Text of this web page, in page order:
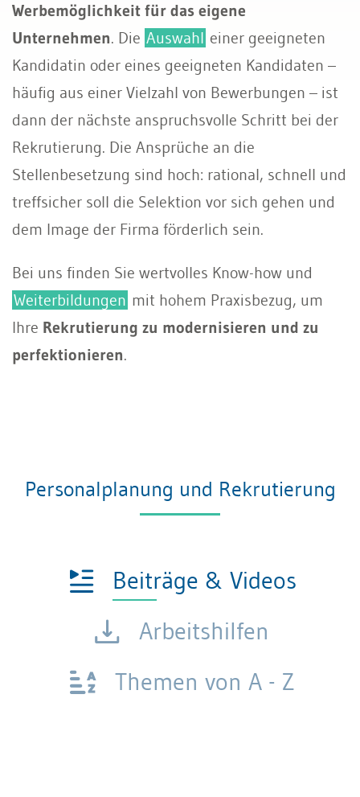
Werbemöglichkeit für das eigene
Unternehmen. Die Auswahl einer geeigneten
Kandidatin oder eines geeigneten Kandidaten –
häufig aus einer Vielzahl von Bewerbungen – ist
dann der nächste anspruchsvolle Schritt bei der
Rekrutierung. Die Ansprüche an die
Stellenbesetzung sind hoch: rational, schnell und
treffsicher soll die Selektion vor sich gehen und
dem Image der Firma förderlich sein.
Bei uns finden Sie wertvolles Know-how und
Weiterbildungen mit hohem Praxisbezug, um
Ihre Rekrutierung zu modernisieren und zu
perfektionieren.
Personalplanung und Rekrutierung
Beiträge & Videos
Arbeitshilfen
Themen von A - Z